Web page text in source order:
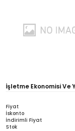
İşletme Ekonomisi Ve
Fiyat
İskonto
İndirimli Fiyat
Stok